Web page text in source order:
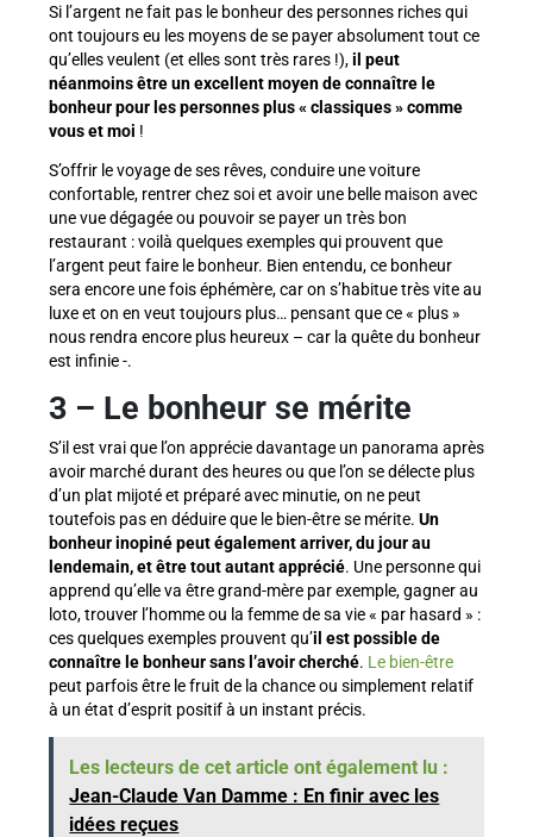
Si l’argent ne fait pas le bonheur des personnes riches qui
ont toujours eu les moyens de se payer absolument tout ce
qu’elles veulent (et elles sont très rares !),il peut
néanmoins être un excellent moyen de connaître le
bonheur pour les personnes plus « classiques » comme
vous et moi !
S’offrir le voyage de ses rêves, conduire une voiture
confortable, rentrer chez soi et avoir une belle maison avec
une vue dégagée ou pouvoir se payer un très bon
restaurant : voilà quelques exemples qui prouvent que
l’argent peut faire le bonheur. Bien entendu, ce bonheur
sera encore une fois éphémère, car on s’habitue très vite au
luxe et on en veut toujours plus… pensant que ce « plus »
nous rendra encore plus heureux – car la quête du bonheur
est infinie -.
3 – Le bonheur se mérite
S’il est vrai que l’on apprécie davantage un panorama après
avoir marché durant des heures ou que l’on se délecte plus
d’un plat mijoté et préparé avec minutie, on ne peut
toutefois pas en déduire que le bien-être se mérite. Un
bonheur inopiné peut également arriver, du jour au
lendemain, et être tout autant apprécié. Une personne qui
apprend qu’elle va être grand-mère par exemple, gagner au
loto, trouver l’homme ou la femme de sa vie « par hasard » :
ces quelques exemples prouvent qu’il est possible de
connaître le bonheur sans l’avoir cherché. Le bien-être
peut parfois être le fruit de la chance ou simplement relatif
à un état d’esprit positif à un instant précis.
Les lecteurs de cet article ont également lu :
Jean-Claude Van Damme : En finir avec les
idées reçues